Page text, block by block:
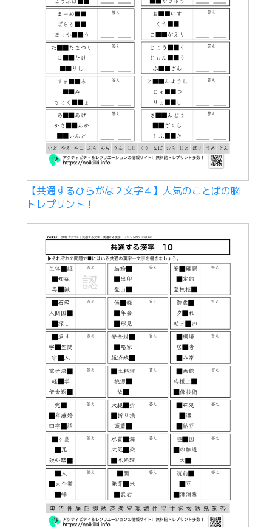
【共通するひらがな２文字４】人気のことばの脳
トレプリント！